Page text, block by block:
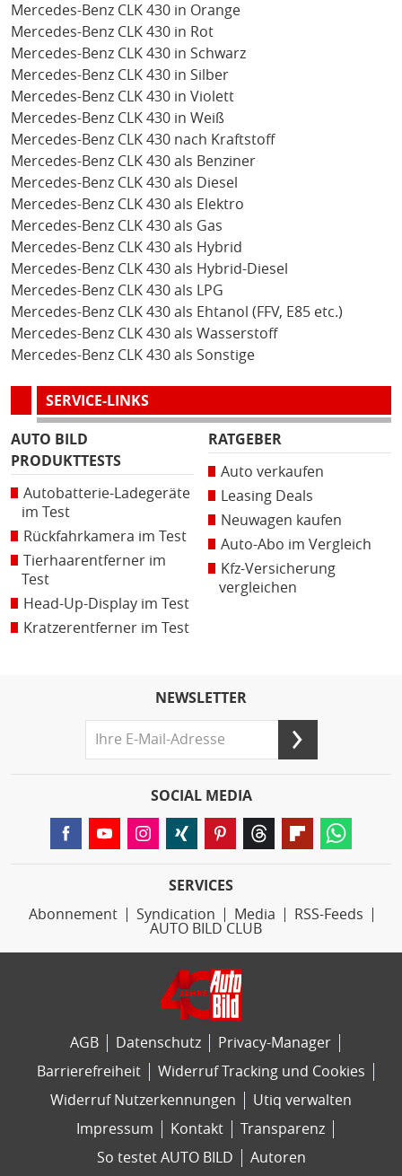
Mercedes-Benz CLK 430 in Orange
Mercedes-Benz CLK 430 in Rot
Mercedes-Benz CLK 430 in Schwarz
Mercedes-Benz CLK 430 in Silber
Mercedes-Benz CLK 430 in Violett
Mercedes-Benz CLK 430 in Weiß
Mercedes-Benz CLK 430 nach Kraftstoff
Mercedes-Benz CLK 430 als Benziner
Mercedes-Benz CLK 430 als Diesel
Mercedes-Benz CLK 430 als Elektro
Mercedes-Benz CLK 430 als Gas
Mercedes-Benz CLK 430 als Hybrid
Mercedes-Benz CLK 430 als Hybrid-Diesel
Mercedes-Benz CLK 430 als LPG
Mercedes-Benz CLK 430 als Ehtanol (FFV, E85 etc.)
Mercedes-Benz CLK 430 als Wasserstoff
Mercedes-Benz CLK 430 als Sonstige
SERVICE-LINKS
AUTO BILD
PRODUKTTESTS
Autobatterie-Ladegeräte
im Test
Rückfahrkamera im Test
Tierhaarentferner im
Test
Head-Up-Display im Test
Kratzerentferner im Test
RATGEBER
Auto verkaufen
Leasing Deals
Neuwagen kaufen
Auto-Abo im Vergleich
Kfz-Versicherung
vergleichen
NEWSLETTER
SOCIAL MEDIA
SERVICES
Abonnement
Syndication Media
RSS-Feeds
AUTO BILD CLUB
AGB Datenschutz
Privacy-Manager
Barrierefreiheit
Widerruf Tracking und Cookies
Widerruf Nutzerkennungen
Utiq verwalten
Impressum
Kontakt
Transparenz
So testet AUTO BILD
Autoren